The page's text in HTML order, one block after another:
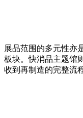
展品范围的多元性亦
板块。快消品主题馆
收到再制造的完整流